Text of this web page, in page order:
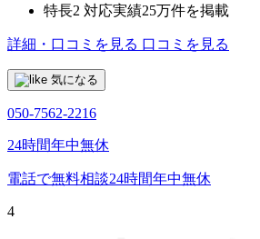
特長2 対応実績25万件を掲載
詳細・口コミを見る 口コミを見る
気になる
050-7562-2216
24時間年中無休
電話で無料相談24時間年中無休
4